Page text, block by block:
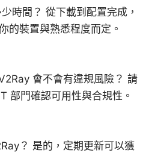
時間？ 從下載到配置完成，
的裝置與熟悉程度而定。
會不會有違規風險？ 請
部門確認可用性與合規性。
？ 是的，定期更新可以獲